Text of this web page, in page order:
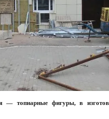
— топиарные фигуры, в